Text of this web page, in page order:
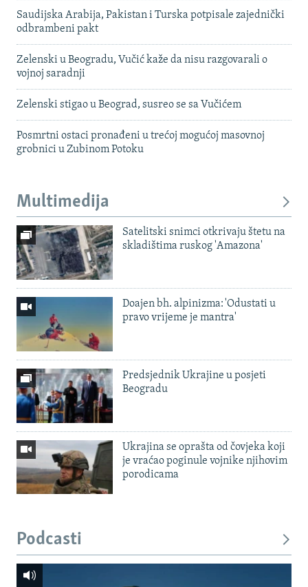
Saudijska Arabija, Pakistan i Turska potpisale zajednički
odbrambeni pakt
Zelenski u Beogradu, Vučić kaže da nisu razgovarali o
vojnoj saradnji
Zelenski stigao u Beograd, susreo se sa Vučićem
Posmrtni ostaci pronađeni u trećoj mogućoj masovnoj
grobnici u Zubinom Potoku
Multimedija
Satelitski snimci otkrivaju štetu na
skladištima ruskog 'Amazona'
Doajen bh. alpinizma: 'Odustati u
pravo vrijeme je mantra'
Predsjednik Ukrajine u posjeti
Beogradu
Ukrajina se oprašta od čovjeka koji
je vraćao poginule vojnike njihovim
porodicama
Podcasti